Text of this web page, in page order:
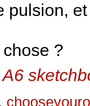
pulsion,
?
A6
,